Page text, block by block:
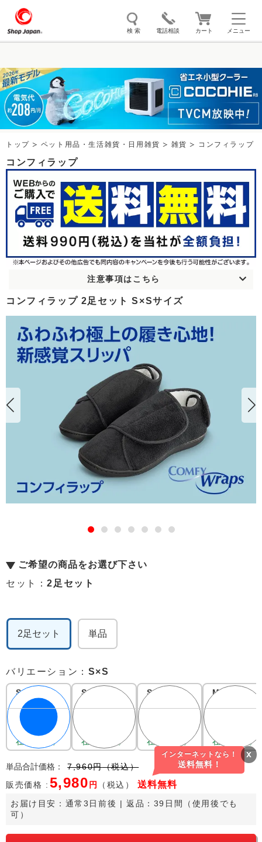
メニュー
検 索 電話相談 カート
トゥルースリーパー ここひえ 枕
掃除機 クッキングプロ 補聴器 マイキュット
エアコン オーラルスマイル
トップ ペット用品・生活雑貨・日用雑貨 雑貨 コンフィラップ
コンフィラップ
注意事項はこちら
コンフィラップ 2足セット S×Sサイズ
ご希望の商品をお選び下さい
セット：2足セット
2足セット 単品
バリエーション： S×S
S×S
7,960
在庫あり。
S×M
在庫あり。
S×L
在庫あり。
M×M
在庫あり。
単品合計価格 ：7,960円（税込）
販売価格 : 5,980 円 （税込） 送料無料
インターネットなら！
送料無料！
x
お届け目安： 通常3日前後 | 返品：39日間（使用後でも
可）